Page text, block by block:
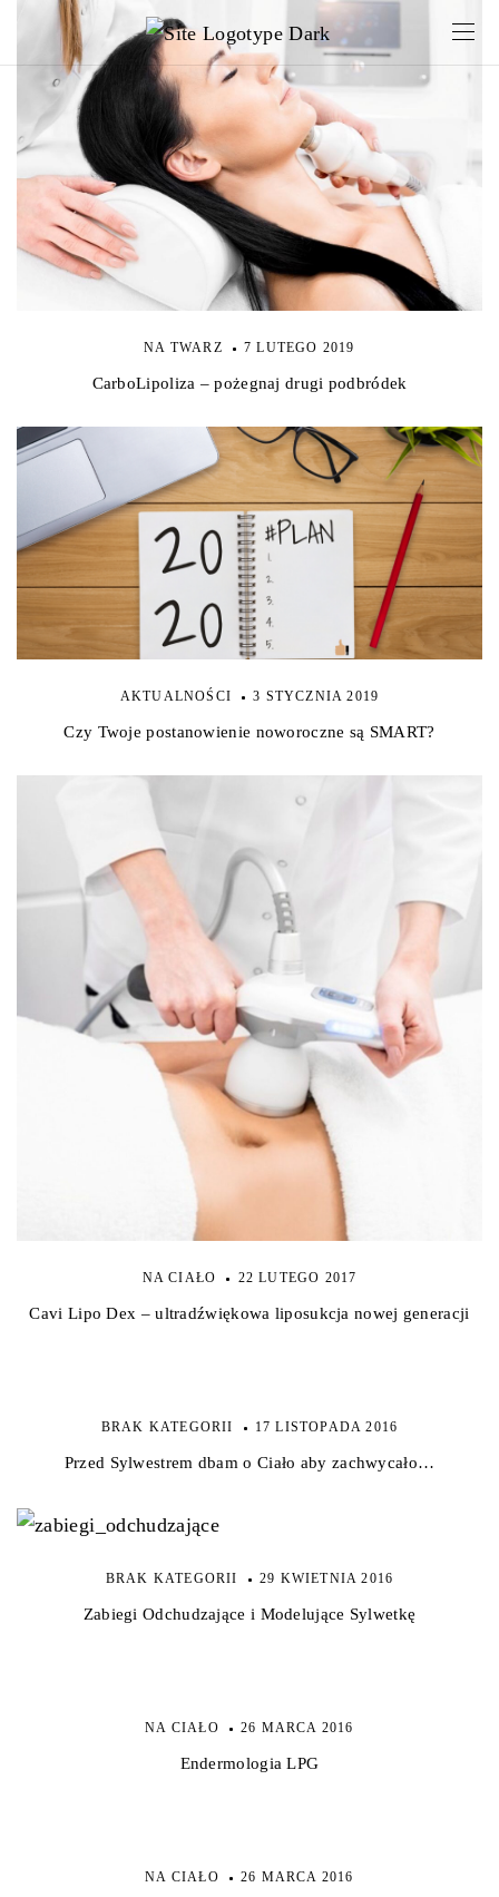
NA TWARZ 7 LUTEGO 2019
CarboLipoliza – pożegnaj drugi podbródek
AKTUALNOŚCI 3 STYCZNIA 2019
Czy Twoje postanowienie noworoczne są SMART?
NA CIAŁO 22 LUTEGO 2017
Cavi Lipo Dex – ultradźwiękowa liposukcja nowej generacji
BRAK KATEGORII 17 LISTOPADA 2016
Przed Sylwestrem dbam o Ciało aby zachwycało…
BRAK KATEGORII 29 KWIETNIA 2016
Zabiegi Odchudzające i Modelujące Sylwetkę
NA CIAŁO 26 MARCA 2016
Endermologia LPG
NA CIAŁO 26 MARCA 2016